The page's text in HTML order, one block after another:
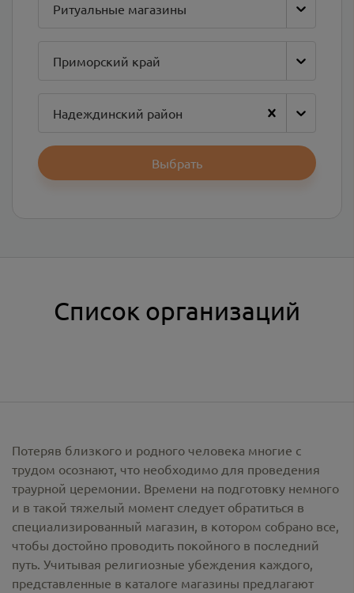
Ритуальные магазины
Приморский край
Надеждинский район
Выбрать
Список организаций
Потеряв близкого и родного человека многие с
трудом осознают, что необходимо для проведения
траурной церемонии. Времени на подготовку немного
и в такой тяжелый момент следует обратиться в
специализированный магазин, в котором собрано все,
чтобы достойно проводить покойного в последний
путь. Учитывая религиозные убеждения каждого,
представленные в каталоге магазины предлагают